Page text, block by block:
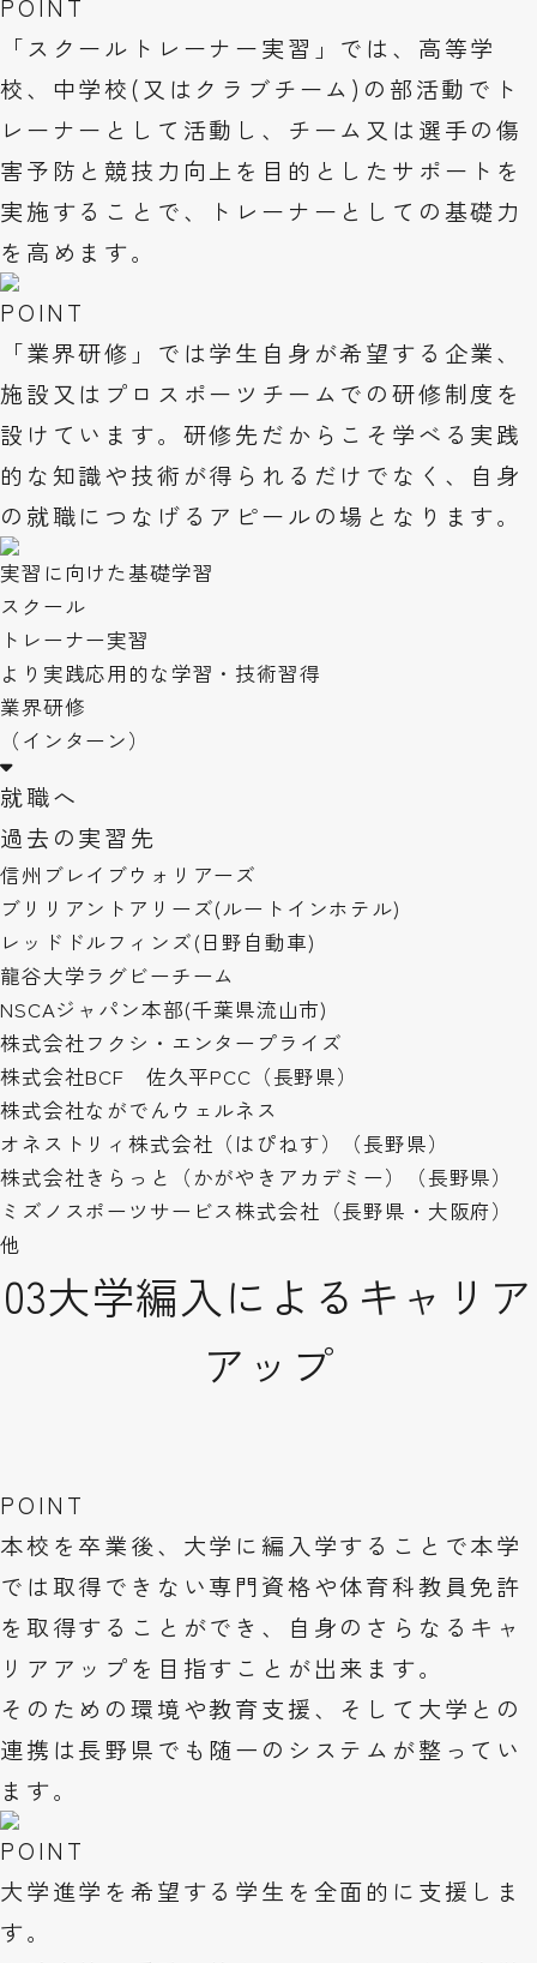
POINT
「スクールトレーナー実習」では、高等学
校、中学校(又はクラブチーム)の部活動でト
レーナーとして活動し、チーム又は選手の傷
害予防と競技力向上を目的としたサポートを
実施することで、トレーナーとしての基礎力
を高めます。
POINT
「業界研修」では学生自身が希望する企業、
施設又はプロスポーツチームでの研修制度を
設けています。研修先だからこそ学べる実践
的な知識や技術が得られるだけでなく、自身
の就職につなげるアピールの場となります。
実習に向けた基礎学習
スクール
トレーナー実習
より実践応用的な学習・ 技術習得
業界研修
（インターン）
就職へ
過去の実習先
信州ブレイブウォリアーズ
ブリリアントアリーズ(ルートインホテル)
レッドドルフィンズ(日野自動車)
龍谷大学ラグビーチーム
NSCAジャパン本部(千葉県流山市)
株式会社フクシ・エンタープライズ
株式会社BCF 佐久平PCC（長野県）
株式会社ながでんウェルネス
オネストリィ株式会社（はぴねす）（長野県）
株式会社きらっと（かがやきアカデミー）（長野県）
ミズノスポーツサービス株式会社（長野県・大阪府）
他
03大学編入によるキャリア
アップ
POINT
本校を卒業後、大学に編入学することで本学
では取得できない専門資格や体育科教員免許
を取得することができ、自身のさらなるキャ
リアアップを目指すことが出来ます。
そのための環境や教育支援、そして大学との
連携は長野県でも随一のシステムが整ってい
ます。
POINT
大学進学を希望する学生を全面的に支援しま
す。